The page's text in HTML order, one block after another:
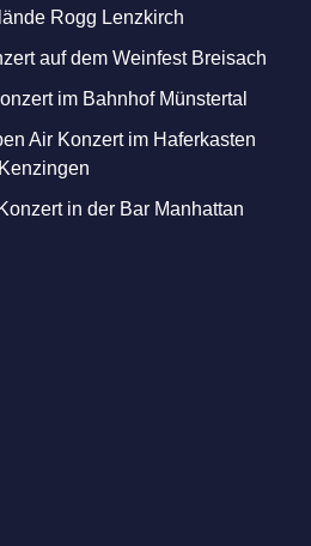
Rogg Lenzkirch
auf dem Weinfest Breisach
im Bahnhof Münstertal
Air Konzert im Haferkasten
Kenzingen
Konzert in der Bar Manhattan